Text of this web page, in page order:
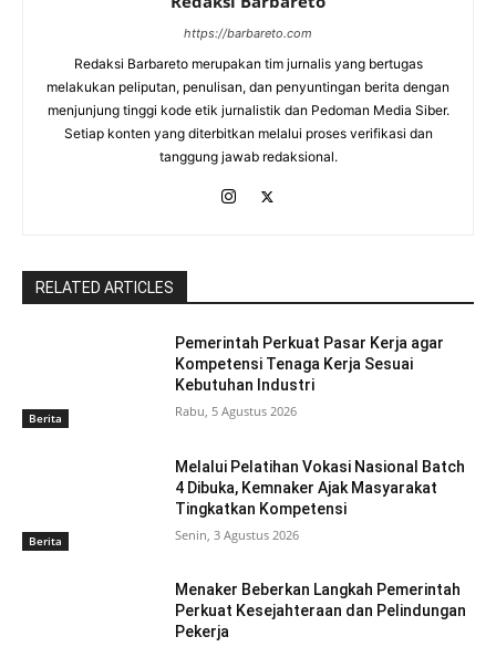
https://barbareto.com
Redaksi Barbareto merupakan tim jurnalis yang bertugas
melakukan peliputan, penulisan, dan penyuntingan berita dengan
menjunjung tinggi kode etik jurnalistik dan Pedoman Media Siber.
Setiap konten yang diterbitkan melalui proses verifikasi dan
tanggung jawab redaksional.
RELATED ARTICLES
Berita
Pemerintah Perkuat Pasar Kerja agar
Kompetensi Tenaga Kerja Sesuai
Kebutuhan Industri
Rabu, 5 Agustus 2026
Berita
Melalui Pelatihan Vokasi Nasional Batch
4 Dibuka, Kemnaker Ajak Masyarakat
Tingkatkan Kompetensi
Senin, 3 Agustus 2026
Menaker Beberkan Langkah Pemerintah
Perkuat Kesejahteraan dan Pelindungan
Pekerja